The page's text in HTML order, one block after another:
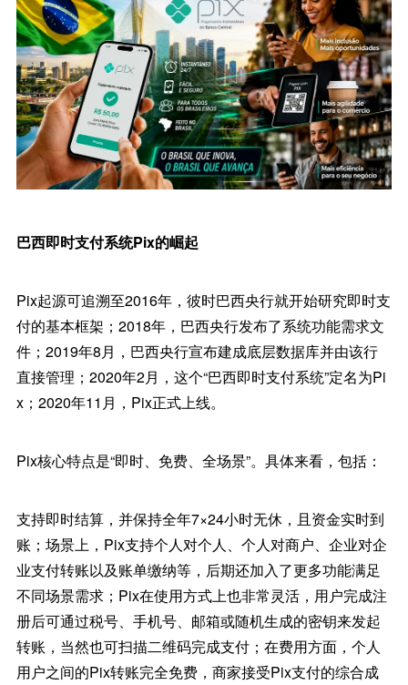
巴西即时支付系统Pix的崛起
Pix起源可追溯至2016年，彼时巴西央行就开始研究即时支
付的基本框架；2018年，巴西央行发布了系统功能需求文
件；2019年8月，巴西央行宣布建成底层数据库并由该行
直接管理；2020年2月，这个“巴西即时支付系统”定名为Pi
x；2020年11月，Pix正式上线。
Pix核心特点是“即时、免费、全场景”。具体来看，包括：
支持即时结算，并保持全年7×24小时无休，且资金实时到
账；场景上，Pix支持个人对个人、个人对商户、企业对企
业支付转账以及账单缴纳等，后期还加入了更多功能满足
不同场景需求；Pix在使用方式上也非常灵活，用户完成注
册后可通过税号、手机号、邮箱或随机生成的密钥来发起
转账，当然也可扫描二维码完成支付；在费用方面，个人
用户之间的Pix转账完全免费，商家接受Pix支付的综合成